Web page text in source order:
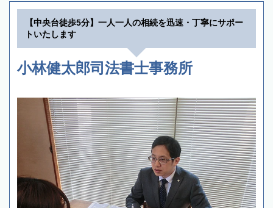
【中央台徒歩5分】一人一人の相続を迅速・丁寧にサポー
トいたします
小林健太郎司法書士事務所